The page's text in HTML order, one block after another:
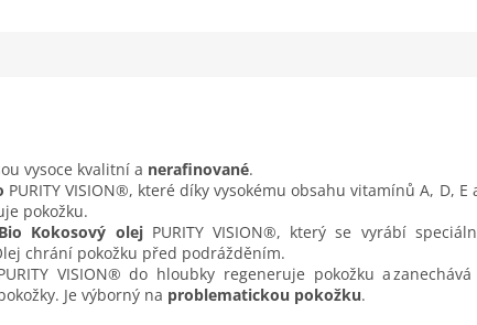
vysoce kvalitní a nerafinované.
PURITY VISION®, které díky vysokému obsahu vitamínů A, D, E
pokožku.
Kokosový olejPURITY VISION®, který se vyrábí
chrání pokožku před podrážděním.
VISION® do hloubky regeneruje pokožku a
Je výborný na problematickou pokožku.